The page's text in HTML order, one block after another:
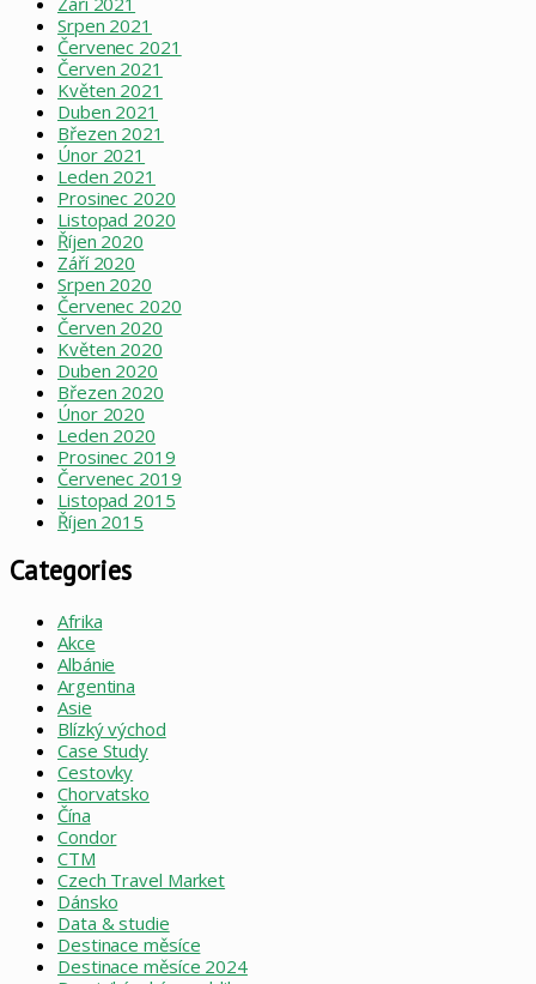
Srpen 2021
Červenec 2021
Červen 2021
Květen 2021
Duben 2021
Březen 2021
Únor 2021
Leden 2021
Prosinec 2020
Listopad 2020
Říjen 2020
Září 2020
Srpen 2020
Červenec 2020
Červen 2020
Květen 2020
Duben 2020
Březen 2020
Únor 2020
Leden 2020
Prosinec 2019
Červenec 2019
Listopad 2015
Říjen 2015
Categories
Afrika
Akce
Albánie
Argentina
Asie
Blízký východ
Case Study
Cestovky
Chorvatsko
Čína
Condor
CTM
Czech Travel Market
Dánsko
Data & studie
Destinace měsíce
Destinace měsíce 2024